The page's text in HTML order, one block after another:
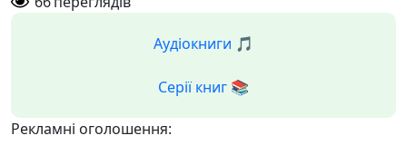
Аудіокниги 🎵
Серії книг 📚
Рекламні оголошення: